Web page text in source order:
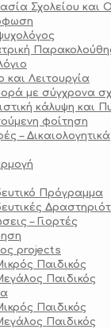
Σχολείου και
και Λειτουργία
με σύγχρονα
κάλυψη και
φοίτηση
– Δικαιολογητικά
Πρόγραμμα
– Γιορτές
projects
Παιδικός
Παιδικός
Παιδικός
Παιδικός